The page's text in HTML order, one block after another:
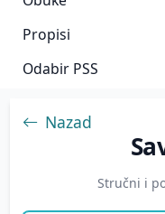
Propisi
Odabir PSS
Nazad
Stručni i